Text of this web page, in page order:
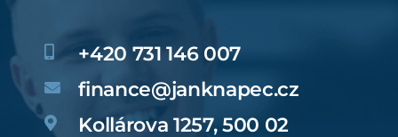
+420 731 146 007
finance@janknapec.cz
Kollárova 1257, 500 02